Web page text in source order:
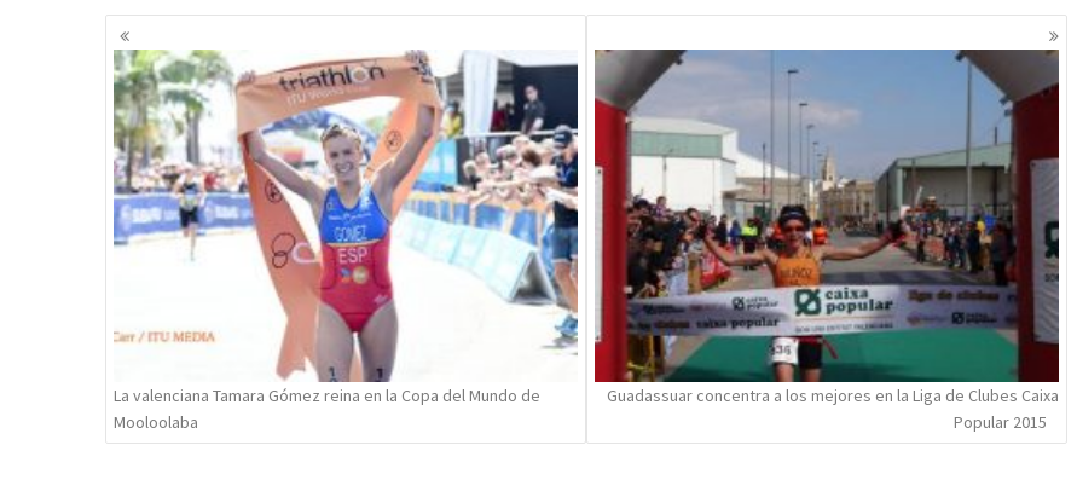
Navegación
de
entradas
La valenciana Tamara Gómez reina en la Copa del Mundo de
Mooloolaba
Guadassuar concentra a los mejores en la Liga de Clubes Caixa
Popular 2015